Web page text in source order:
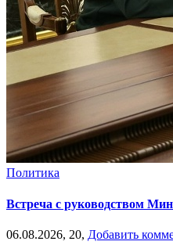
Политика
Встреча с руководством
06.08.2026, 20, Добавить